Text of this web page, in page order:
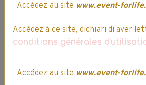
★ ★ ★ ★ ★
Aucune note. Soyez le premier à attribuer une
Vous devez être connecté pour poster un
Accédez au site www.event-
Accédez à ce site, dichiari di aver
conditions générales
Accédez au site www.event-